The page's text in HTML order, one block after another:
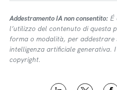
Addestramento IA non consentito: É
l’utilizzo del contenuto di questa
forma o modalità, per addestrare
intelligenza artificiale generativa.
copyright.